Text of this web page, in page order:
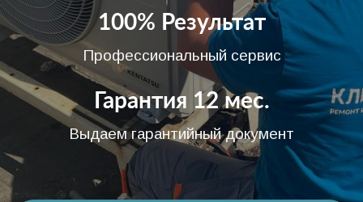
100% Результат
Профессиональный сервис
Гарантия 12 мес.
Выдаем гарантийный документ